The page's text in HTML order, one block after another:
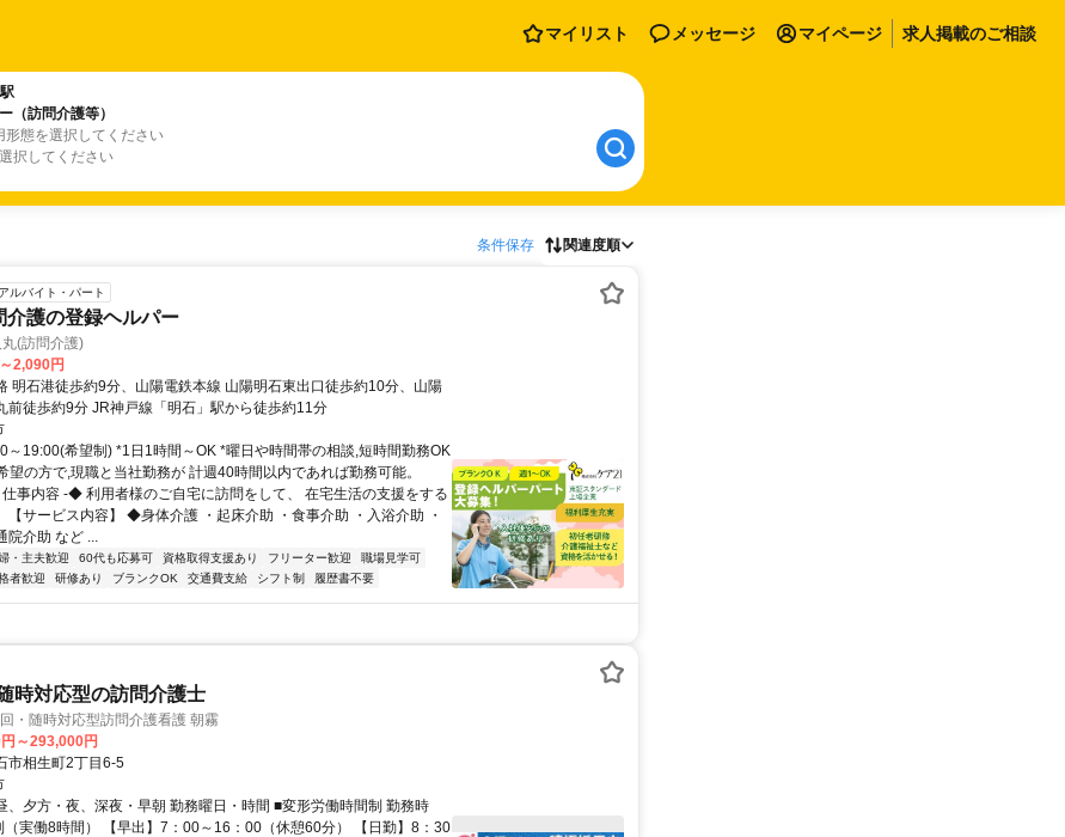
マイリスト メッセージ マイページ 求人掲載のご相談
（訪問介護等）
形態を選択してください
択してください
条件保存 関連度順
アルバイト・パート
介護の登録ヘルパー
(訪問介護)
2,090円
明石港徒歩約9分、山陽電鉄本線 山陽明石東出口徒歩約10分、山陽
前徒歩約9分 JR神戸線「明石」駅から徒歩約11分
～19:00(希望制) *1日1時間～OK *曜日や時間帯の相談,短時間勤務OK
望の方で,現職と当社勤務が 計週40時間以内であれば勤務可能。
事内容 -◆ 利用者様のご自宅に訪問をして、 在宅生活の支援をする
【サービス内容】 ◆身体介護 ・起床介助 ・食事介助 ・入浴介助 ・
院介助 など ...
・主夫歓迎 60代も応募可 資格取得支援あり フリーター歓迎
職場見学可
者歓迎 研修あり ブランクOK 交通費支給 シフト制 履歴書不要
時対応型の訪問介護士
・随時対応型訪問介護看護 朝霧
～293,000円
市相生町2丁目6-5
、夕方・夜、深夜・早朝 勤務曜日・時間 ■変形労働時間制 勤務時
（実働8時間） 【早出】7：00～16：00（休憩60分） 【日勤】8：30